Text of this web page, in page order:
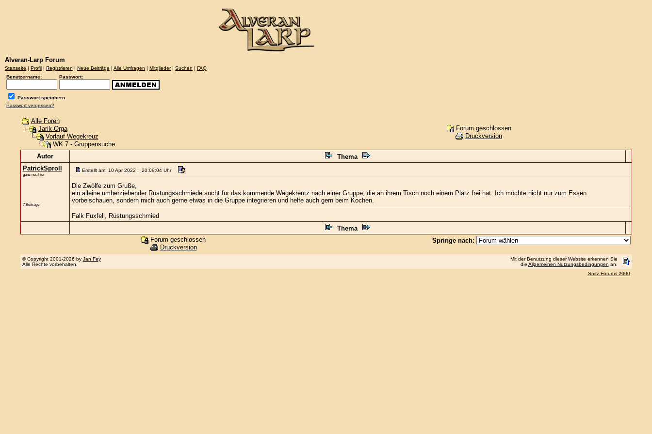
Alveran-Larp Forum
Startseite | Profil | Registrieren | Neue Beiträge | Alle Umfragen | Mitglieder| Suchen | FAQ
Benutzername:
Passwort:
Passwort speichern
Passwort vergessen?
Alle Foren
Jarik-Orga
Vorlauf Wegekreuz
WK 7 - Gruppensuche
Forum geschlossen
Druckversion
Autor
Thema
PatrickSproll
ganz neu hier
7 Beiträge
Erstellt am: 10 Apr 2022 : 20:09:04 Uhr
Die Zwölfe zum Gruße,
ein alleine umherziehender Rüstungsschmiede sucht für das kommende Wegekreutz nach einer Gruppe, die an ihrem Tisch noch einem Platz frei hat. Ich möchte nicht nur zum Essen
vorbeischauen, sondern mich auch gerne etwas in die Gruppe integrieren und helfe auch gern beim Kochen.
Falk Fuxfell, Rüstungsschmied
Thema
Forum geschlossen
Druckversion
Springe nach:
© Copyright 2001-2026 by Jan Fey
Alle Rechte vorbehalten.
Mit der Benutzung dieser Website erkennen Sie
die Allgemeinen Nutzungsbedingungen an.
Snitz Forums 2000